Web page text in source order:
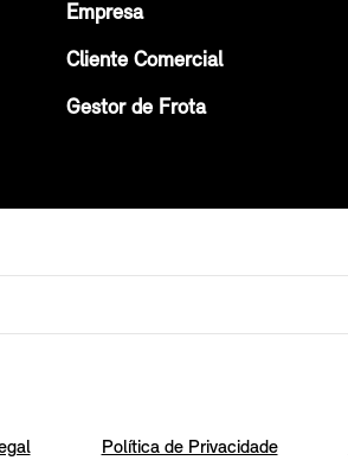
Empresa
Cliente Comercial
Gestor de Frota
Política de Privacidade